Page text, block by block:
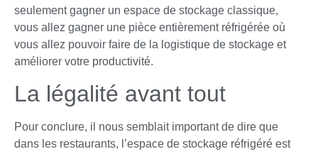
seulement gagner un espace de stockage classique,
vous allez gagner une pièce entièrement réfrigérée où
vous allez pouvoir faire de la logistique de stockage et
améliorer votre productivité.
La légalité avant tout
Pour conclure, il nous semblait important de dire que
dans les restaurants, l’espace de stockage réfrigéré est